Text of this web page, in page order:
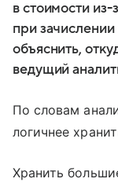
в стоимости
при
объяснить,
ведущий
По словам
логичнее
Хранить